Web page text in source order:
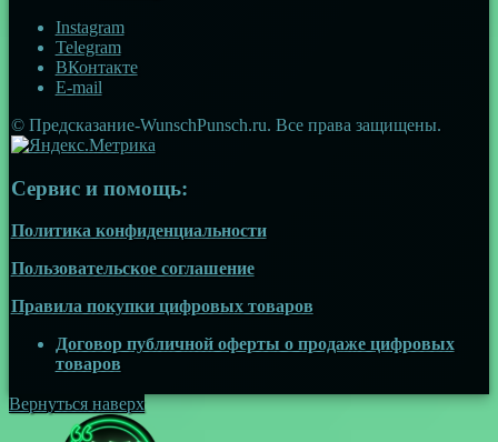
Instagram
Telegram
ВКонтакте
E-mail
© Предсказание-WunschPunsch.ru. Все права защищены.
Сервис и помощь:
Политика конфиденциальности
Пользовательское соглашение
Правила покупки цифровых товаров
Договор публичной оферты о продаже цифровых
товаров
Вернуться наверх